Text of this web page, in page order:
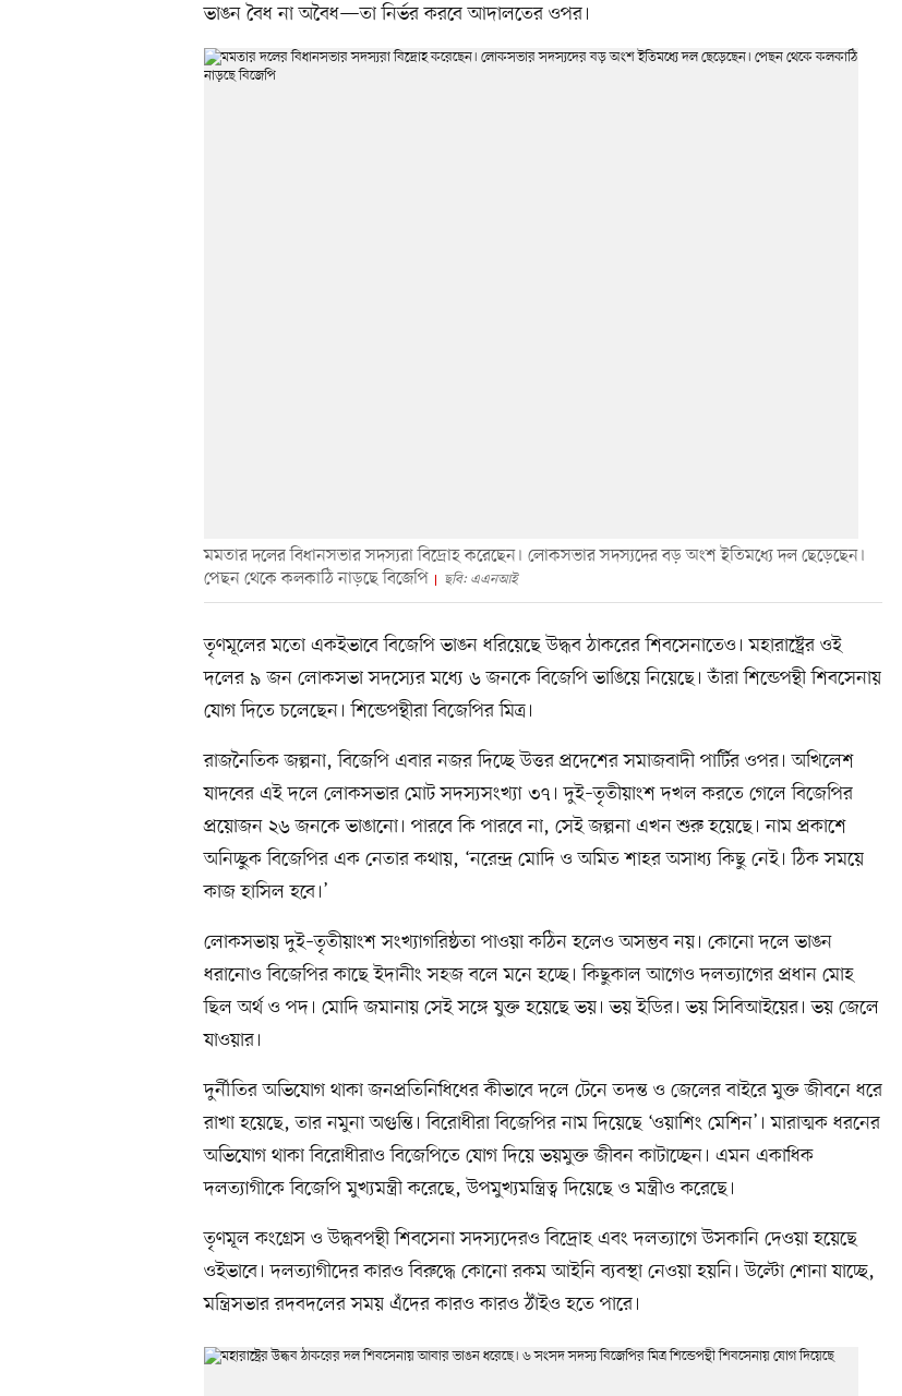
ভাঙন বৈধ না অবৈধ—তা নির্ভর করবে আদালতের ওপর।
মমতার দলের বিধানসভার সদস্যরা বিদ্রোহ করেছেন। লোকসভার সদস্যদের বড় অংশ ইতিমধ্যে দল ছেড়েছেন।
পেছন থেকে কলকাঠি নাড়ছে বিজেপি
ছবি: এএনআই
তৃণমূলের মতো একইভাবে বিজেপি ভাঙন ধরিয়েছে উদ্ধব ঠাকরের শিবসেনাতেও। মহারাষ্ট্রের ওই
দলের ৯ জন লোকসভা সদস্যের মধ্যে ৬ জনকে বিজেপি ভাঙিয়ে নিয়েছে। তাঁরা শিন্ডেপন্থী শিবসেনায়
যোগ দিতে চলেছেন। শিন্ডেপন্থীরা বিজেপির মিত্র।
রাজনৈতিক জল্পনা, বিজেপি এবার নজর দিচ্ছে উত্তর প্রদেশের সমাজবাদী পার্টির ওপর। অখিলেশ
যাদবের এই দলে লোকসভার মোট সদস্যসংখ্যা ৩৭। দুই–তৃতীয়াংশ দখল করতে গেলে বিজেপির
প্রয়োজন ২৬ জনকে ভাঙানো। পারবে কি পারবে না, সেই জল্পনা এখন শুরু হয়েছে। নাম প্রকাশে
অনিচ্ছুক বিজেপির এক নেতার কথায়, ‘নরেন্দ্র মোদি ও অমিত শাহর অসাধ্য কিছু নেই। ঠিক সময়ে
কাজ হাসিল হবে।’
লোকসভায় দুই–তৃতীয়াংশ সংখ্যাগরিষ্ঠতা পাওয়া কঠিন হলেও অসম্ভব নয়। কোনো দলে ভাঙন
ধরানোও বিজেপির কাছে ইদানীং সহজ বলে মনে হচ্ছে। কিছুকাল আগেও দলত্যাগের প্রধান মোহ
ছিল অর্থ ও পদ। মোদি জমানায় সেই সঙ্গে যুক্ত হয়েছে ভয়। ভয় ইডির। ভয় সিবিআইয়ের। ভয় জেলে
যাওয়ার।
দুর্নীতির অভিযোগ থাকা জনপ্রতিনিধিধের কীভাবে দলে টেনে তদন্ত ও জেলের বাইরে মুক্ত জীবনে ধরে
রাখা হয়েছে, তার নমুনা অগুন্তি। বিরোধীরা বিজেপির নাম দিয়েছে ‘ওয়াশিং মেশিন’। মারাত্মক ধরনের
অভিযোগ থাকা বিরোধীরাও বিজেপিতে যোগ দিয়ে ভয়মুক্ত জীবন কাটাচ্ছেন। এমন একাধিক
দলত্যাগীকে বিজেপি মুখ্যমন্ত্রী করেছে, উপমুখ্যমন্ত্রিত্ব দিয়েছে ও মন্ত্রীও করেছে।
তৃণমূল কংগ্রেস ও উদ্ধবপন্থী শিবসেনা সদস্যদেরও বিদ্রোহ এবং দলত্যাগে উসকানি দেওয়া হয়েছে
ওইভাবে। দলত্যাগীদের কারও বিরুদ্ধে কোনো রকম আইনি ব্যবস্থা নেওয়া হয়নি। উল্টো শোনা যাচ্ছে,
মন্ত্রিসভার রদবদলের সময় এঁদের কারও কারও ঠাঁইও হতে পারে।